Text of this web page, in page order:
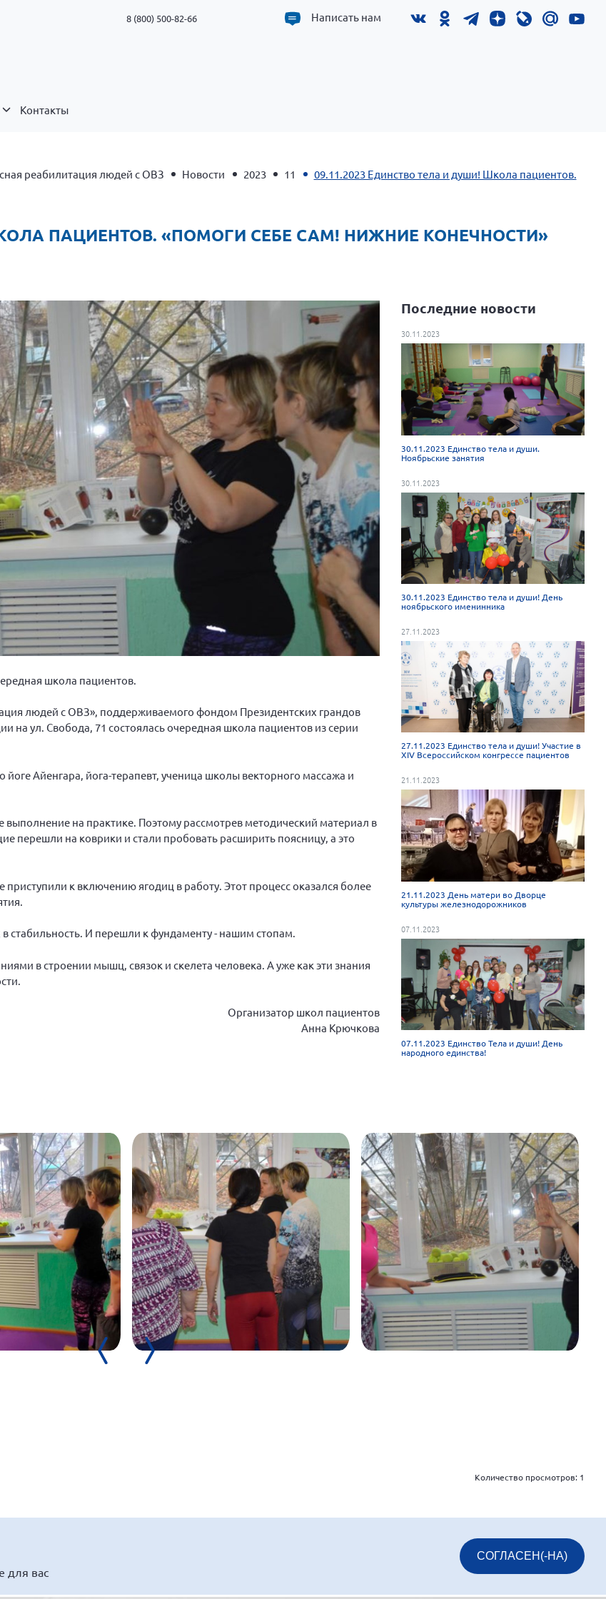
8 (800) 500-82-66 Написать нам
Контакты
реабилитация людей с ОВЗ Новости 2023 11
09.11.2023 Единство тела и души! Школа пациентов.
ПАЦИЕНТОВ. «ПОМОГИ СЕБЕ САМ! НИЖНИЕ КОНЕЧНОСТИ»
школа пациентов.
людей с ОВЗ», поддерживаемого фондом Президентских грандов
на ул. Свобода, 71 состоялась очередная школа пациентов из серии
Айенгара, йога-терапевт, ученица школы векторного массажа и
на практике. Поэтому рассмотрев методический материал в
перешли на коврики и стали пробовать расширить поясницу, а это
к включению ягодиц в работу. Этот процесс оказался более
И перешли к фундаменту - нашим стопам.
в строении мышц, связок и скелета человека. А уже как эти знания
Организатор школ пациентов
Анна Крючкова
Последние новости
30.11.2023
30.11.2023 Единство тела и души.
Ноябрьские занятия
30.11.2023
30.11.2023 Единство тела и души! День
ноябрьского именинника
27.11.2023
27.11.2023 Единство тела и души! Участие в
XIV Всероссийском конгрессе пациентов
21.11.2023
21.11.2023 День матери во Дворце
культуры железнодорожников
07.11.2023
07.11.2023 Единство Тела и души! День
народного единства!
Количество просмотров: 1
для вас
СОГЛАСЕН(-НА)